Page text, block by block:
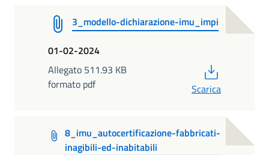
3_modello-dichiarazione-imu_impi
01-02-2024
Allegato 511.93 KB
formato pdf
Scarica
8_imu_autocertificazione-fabbricati-
inagibili-ed-inabitabili